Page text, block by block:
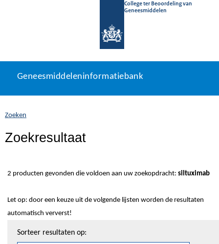
College ter Beoordeling van
Geneesmiddelen
naar
Geneesmiddeleninformatiebank
U
zich
hier:
Geneesmiddeleninformatiebank
Zoeken
Zoekresultaat
2 producten gevonden die voldoen aan uw zoekopdracht: siltuximab
Let op: door een keuze uit de volgende lijsten worden de resultaten
automatisch ververst!
Sorteer resultaten op: